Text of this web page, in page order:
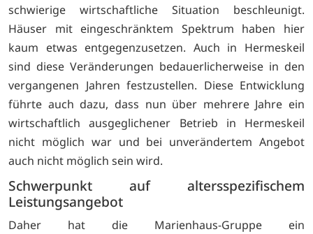
schwierige wirtschaftliche Situation beschleunigt.
Häuser mit eingeschränktem Spektrum haben hier
kaum etwas entgegenzusetzen. Auch in Hermeskeil
sind diese Veränderungen bedauerlicherweise in den
vergangenen Jahren festzustellen. Diese Entwicklung
führte auch dazu, dass nun über mehrere Jahre ein
wirtschaftlich ausgeglichener Betrieb in Hermeskeil
nicht möglich war und bei unverändertem Angebot
auch nicht möglich sein wird.
Schwerpunkt auf altersspezifischem
Leistungsangebot
Daher hat die Marienhaus-Gruppe ein